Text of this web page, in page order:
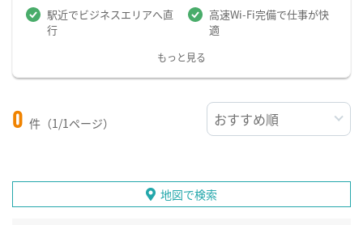
駅近でビジネスエリアへ直
行
高速Wi-Fi完備で仕事が快
適
もっと見る
0 件（1/1ページ）
地図で検索